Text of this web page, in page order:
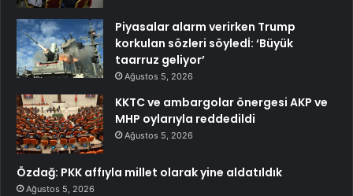
Piyasalar alarm verirken Trump
korkulan sözleri söyledİ: ‘Büyük
taarruz geliyor’
Ağustos 5, 2026
KKTC ve ambargolar önergesi AKP ve
MHP oylarıyla reddedildi
Ağustos 5, 2026
Özdağ: PKK affıyla millet olarak yine aldatıldık
Ağustos 5, 2026